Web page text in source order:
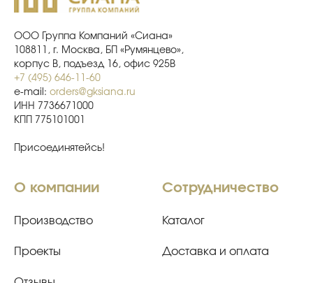
ООО Группа Компаний «Сиана»
108811, г. Москва, БП «Румянцево»,
корпус В, подъезд 16, офис 925В
+7 (495) 646-11-60
e-mail: orders@gksiana.ru
ИНН 7736671000
КПП 775101001
Присоединятейсь!
О компании
Производство
Проекты
Сотрудничество
Каталог
Доставка и оплата